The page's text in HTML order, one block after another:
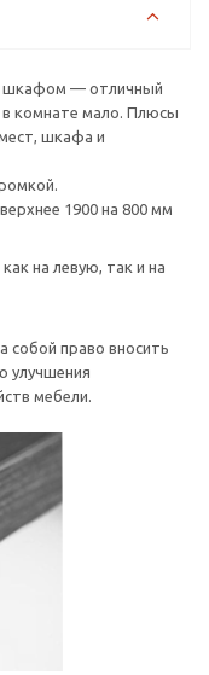
шкафом — отличный
в комнате мало. Плюсы
шкафа и
1900 на 800 мм
на левую, так и на
собой право вносить
улучшения
мебели.